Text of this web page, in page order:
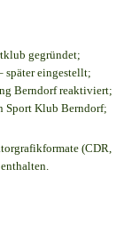
gegründet;
später eingestellt;
Berndorf reaktiviert;
Sport Klub Berndorf;
(CDR,